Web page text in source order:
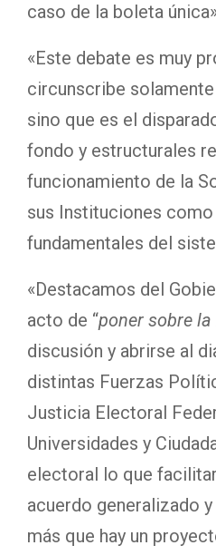
caso de la boleta
«Este debate es muy
circunscribe solamente
sino que es el
fondo y estructurales
funcionamiento de la
sus Instituciones
fundamentales del
«Destacamos del
acto de “poner sobre la
discusión y abrirse al
distintas Fuerzas
Justicia Electoral
Universidades y
electoral lo que
acuerdo generalizado
más que hay un